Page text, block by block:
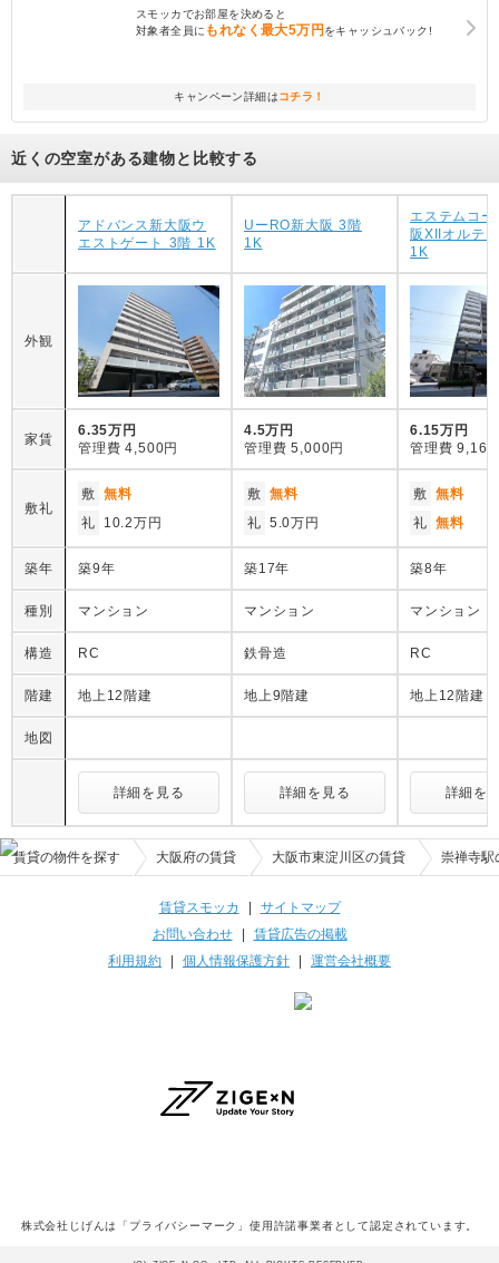
スモッカでお部屋を決めると
対象者全員に もれなく最大5万円をキャッシュバック!
キャンペーン詳細はコチラ！
近くの空室がある建物と比較する
アドバンス新大阪ウ
エストゲート 3階 1K
UーRO新大阪 3階
1K
エステムコー
阪XIIオルテ
1K
外観
家賃
6.35万円
管理費 4,500円
4.5万円
管理費 5,000円
6.15万円
管理費 9,160
敷礼
敷 無料
礼
10.2万円
敷 無料
礼 5.0万円
敷 無料
礼 無料
築年 築9年 築17年 築8年
種別 マンション マンション マンション
構造 RC 鉄骨造 RC
階建 地上12階建 地上9階建 地上12階建
地図
詳細を見る 詳細を見る 詳細を
賃貸の物件を探す 大阪府の賃貸 大阪市東淀川区の賃貸 崇禅寺駅
賃貸スモッカ | サイトマップ
お問い合わせ| 賃貸広告の掲載
利用規約 | 個人情報保護方針 | 運営会社概要
株式会社じげんは「プライバシーマーク」使用許諾事業者として認定されています。